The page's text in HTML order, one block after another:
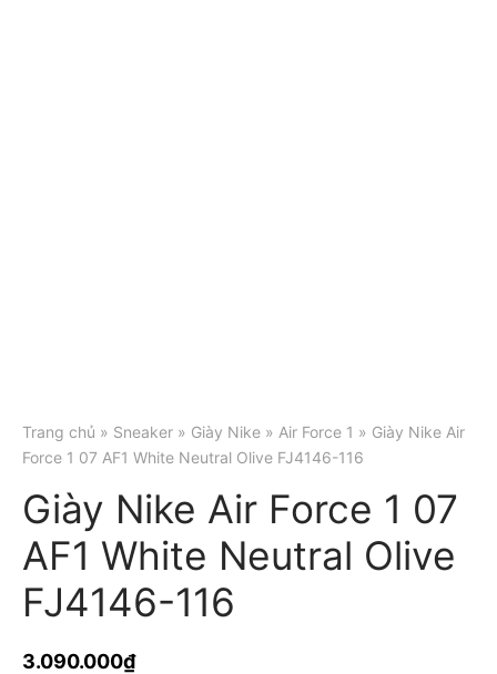
Trang chủ » Sneaker » Giày Nike » Air Force 1 » Giày Nike Air
Force 1 07 AF1 White Neutral Olive FJ4146-116
Giày Nike Air Force 1 07
AF1 White Neutral Olive
FJ4146-116
3.090.000₫